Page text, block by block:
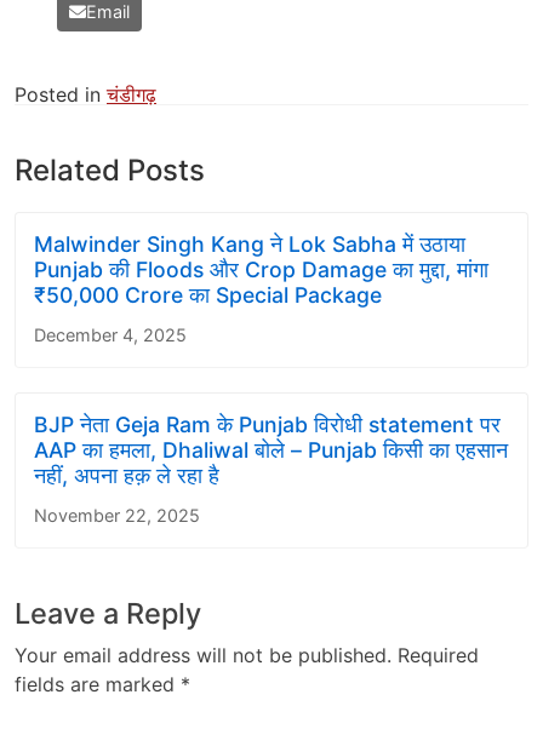
Email
Posted inचंडीगढ़
Related Posts
Malwinder Singh Kang ने Lok Sabha में उठाया
Punjab की Floods और Crop Damage का मुद्दा, मांगा
₹50,000 Crore का Special Package
December 4, 2025
BJP नेता Geja Ram के Punjab विरोधी statement पर
AAP का हमला, Dhaliwal बोले – Punjab किसी का एहसान
नहीं, अपना हक़ ले रहा है
November 22, 2025
Leave a Reply
Your email address will not be published. Required
fields are marked *